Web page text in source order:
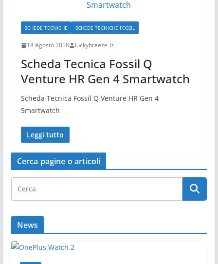
SCHEDE TECNICHE SCHEDE TECNICHE FOSSIL
18 Agosto 2018 luckybreeze_it
Scheda Tecnica Fossil Q
Venture HR Gen 4 Smartwatch
Scheda Tecnica Fossil Q Venture HR Gen 4
Smartwatch
Leggi tutto
Cerca pagine o articoli
News